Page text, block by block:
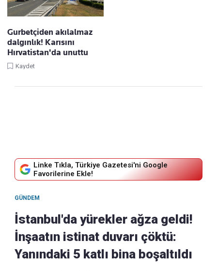
Gurbetçiden akılalmaz
dalgınlık! Karısını
Hırvatistan'da unuttu
Kaydet
Linke Tıkla, Türkiye Gazetesi'ni Google
Favorilerine Ekle!
GÜNDEM
İstanbul'da yürekler ağza geldi!
İnşaatın istinat duvarı çöktü:
Yanındaki 5 katlı bina boşaltıldı